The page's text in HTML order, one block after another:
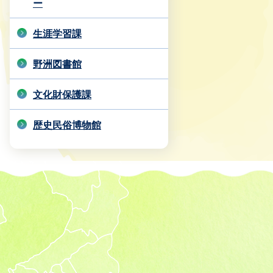
ー
生涯学習課
野洲図書館
文化財保護課
歴史民俗博物館